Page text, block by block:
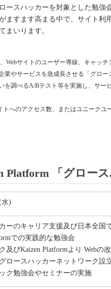
ースハッカーを対象とした勉強
ますます高まる中で、サイト
まいります。
Webサイトのユーザー導線、キャッ
業やサービスを急成長させる「グロ
を調べるA/Bテスト等を実施し、サー
トへのアクセス数、またはユニーク
Platform 「グロー
水)
ーのキャリア支援及び日本全国
での実践的な勉強会
及びKaizen Platformより Webの
ロースハッカーネットワーク
ク勉強会やセミナーの実施